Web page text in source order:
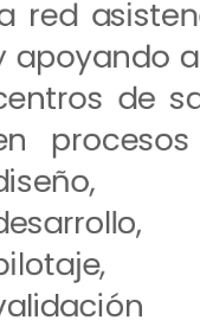
red
apoyando
de